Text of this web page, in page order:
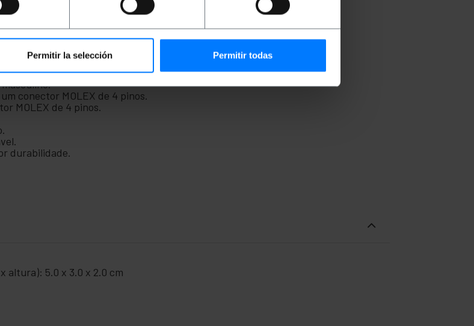
Permitir la selección Permitir todas
em danificar os conectores, pois foi projetado para ser usado com
aos requisitos dos usuários que precisam conectar conectores de
macho.
4 pinos.
conector MOLEX de 4 pinos.
MOLEX de 4 pinos.
durabilidade.
altura): 5.0 x 3.0 x 2.0 cm